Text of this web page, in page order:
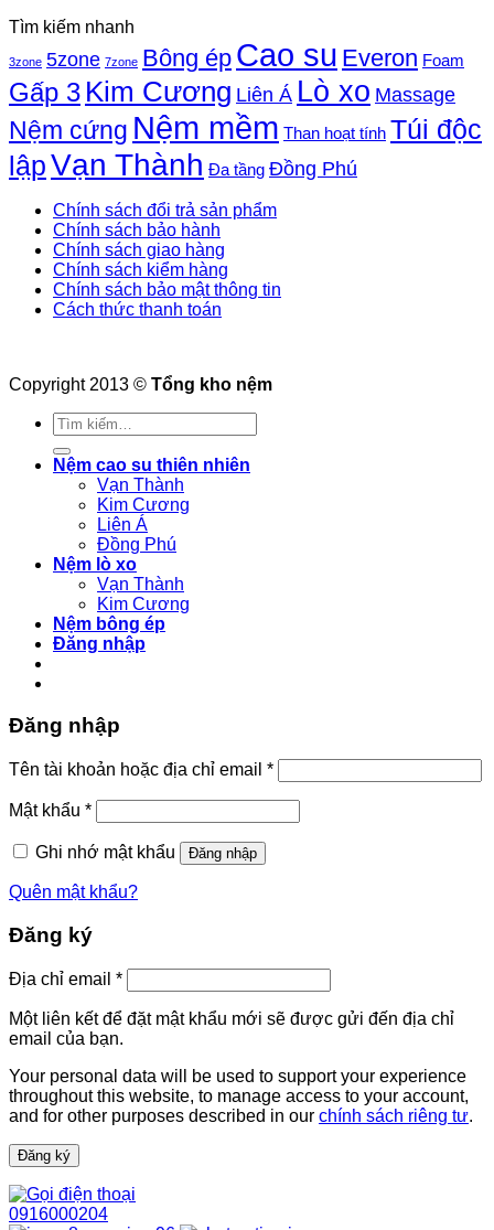
Tìm kiếm nhanh
3zone 5zone 7zone Bông ép Cao su Everon Foam
Gấp 3 Kim Cương Liên Á Lò xo Massage
Nệm cứng Nệm mềm Than hoạt tính Túi độc
lậpVạn Thành Đa tầng Đồng Phú
Chính sách đổi trả sản phẩm
Chính sách bảo hành
Chính sách giao hàng
Chính sách kiểm hàng
Chính sách bảo mật thông tin
Cách thức thanh toán
Copyright 2013 © Tổng kho nệm
Tìm
kiếm:
Nệm cao su thiên nhiên
Vạn Thành
Kim Cương
Liên Á
Đồng Phú
Nệm lò xo
Vạn Thành
Kim Cương
Nệm bông ép
Đăng nhập
Đăng nhập
Tên tài khoản hoặc địa chỉ email *Bắt
buộc
Mật khẩu *Bắt
buộc
Ghi nhớ mật khẩu
Đăng nhập
Quên mật khẩu?
Đăng ký
Địa chỉ email *Bắt
buộc
Một liên kết để đặt mật khẩu mới sẽ được gửi đến địa chỉ
email của bạn.
Your personal data will be used to support your experience
throughout this website, to manage access to your account,
and for other purposes described in our chính sách riêng tư.
Đăng ký
0916000204